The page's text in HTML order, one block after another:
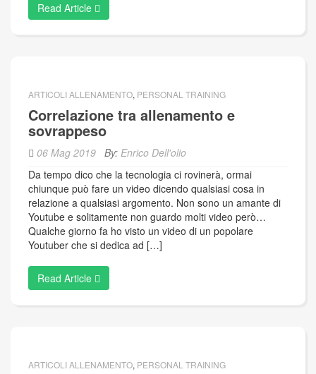
Read Article
ARTICOLI ALLENAMENTO, PERSONAL TRAINING
Correlazione tra allenamento e
sovrappeso
06 Mag 2019 By: Enrico Dell'olio
Da tempo dico che la tecnologia ci rovinerà, ormai
chiunque può fare un video dicendo qualsiasi cosa in
relazione a qualsiasi argomento. Non sono un amante di
Youtube e solitamente non guardo molti video però…
Qualche giorno fa ho visto un video di un popolare
Youtuber che si dedica ad […]
Read Article
ARTICOLI ALLENAMENTO, PERSONAL TRAINING